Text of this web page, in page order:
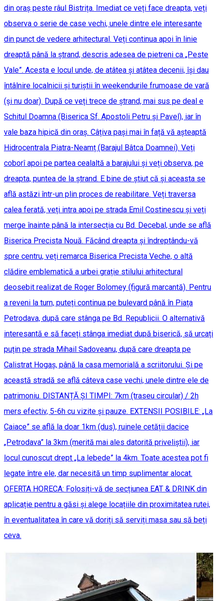
din oraș peste râul Bistrița. Imediat ce veți face dreapta, veți
observa o serie de case vechi, unele dintre ele interesante
din punct de vedere arhitectural. Veți continua apoi în linie
dreaptă până la ștrand, descris adesea de pietreni ca „Peste
Vale”. Acesta e locul unde, de atâtea și atâtea decenii, își dau
întâlnire localnicii și turiștii în weekendurile frumoase de vară
(și nu doar). După ce veți trece de ștrand, mai sus pe deal e
Schitul Doamna (Biserica Sf. Apostoli Petru și Pavel), iar în
vale baza hipică din oraș. Câțiva pași mai în față vă așteaptă
Hidrocentrala Piatra-Neamț (Barajul Bâtca Doamnei). Veți
coborî apoi pe partea cealaltă a barajului și veți observa, pe
dreapta, puntea de la ștrand. E bine de știut că și aceasta se
află astăzi într-un plin proces de reabilitare. Veți traversa
calea ferată, veți intra apoi pe strada Emil Costinescu și veți
merge înainte până la intersecția cu Bd. Decebal, unde se află
Biserica Precista Nouă. Făcând dreapta și îndreptându-vă
spre centru, veți remarca Biserica Precista Veche, o altă
clădire emblematică a urbei grație stilului arhitectural
deosebit realizat de Roger Bolomey (figură marcantă). Pentru
a reveni la turn, puteți continua pe bulevard până în Piața
Petrodava, după care stânga pe Bd. Republicii. O alternativă
interesantă e să faceți stânga imediat după biserică, să urcați
puțin pe strada Mihail Sadoveanu, după care dreapta pe
Calistrat Hogaș, până la casa memorială a scriitorului. Și pe
această stradă se află câteva case vechi, unele dintre ele de
patrimoniu. DISTANȚĂ ȘI TIMPI: 7km (traseu circular) / 2h
mers efectiv, 5-6h cu vizite și pauze. EXTENSII POSIBILE: „La
Caiace” se află la doar 1km (dus), ruinele cetății dacice
„Petrodava” la 3km (merită mai ales datorită priveliștii), iar
locul cunoscut drept „La lebede” la 4km. Toate acestea pot fi
legate între ele, dar necesită un timp suplimentar alocat.
OFERTA HORECA: Folosiți-vă de secțiunea EAT & DRINK din
aplicație pentru a găsi și alege locațiile din proximitatea rutei,
în eventualitatea în care vă doriți să serviți masa sau să beți
ceva.